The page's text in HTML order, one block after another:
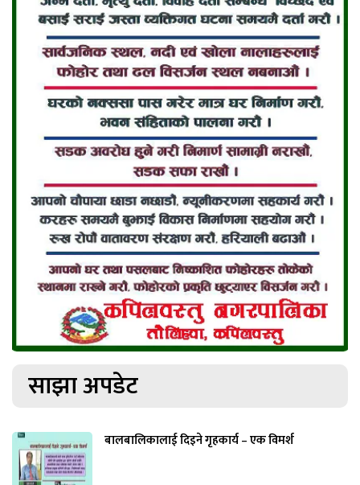
साझा अपडेट
बालबालिकालाई दिइने गृहकार्य – एक विमर्श